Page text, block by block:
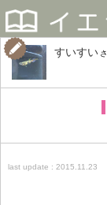
すいすい
last update : 2015.11.23